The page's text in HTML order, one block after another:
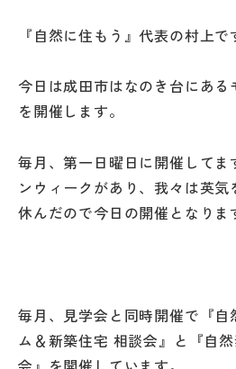
『自然に住もう』代表の村上で
今日は成田市はなのき台にある
を開催します。
毎月、第一日曜日に開催して
ンウィークがあり、我々は英気
休んだので今日の開催となりま
毎月、見学会と同時開催で『自
ム＆新築住宅 相談会』と『自